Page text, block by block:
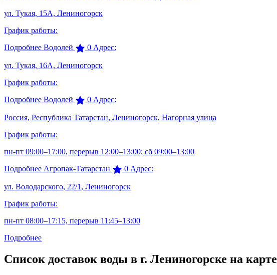
ул. Тукая, 15А, Лениногорск
График работы:
Подробнее Водолей 0 Адрес:
ул. Тукая, 16А, Лениногорск
График работы:
Подробнее Водолей 0 Адрес:
Россия, Республика Татарстан, Лениногорск, Нагорная улица
График работы:
пн-пт 09:00–17:00, перерыв 12:00–13:00; сб 09:00–13:00
Подробнее Агропак-Татарстан 0 Адрес:
ул. Володарского, 22/1, Лениногорск
График работы:
пн-пт 08:00–17:15, перерыв 11:45–13:00
Подробнее
Список доставок воды в г. Лениногорске на карте